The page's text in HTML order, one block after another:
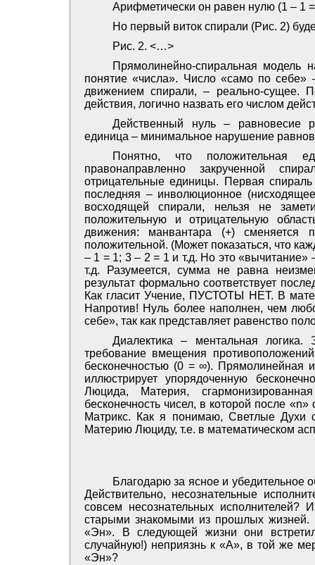
Арифметически он равен нулю (1 – 1
Но первый виток спирали (Рис. 2)
Рис. 2. <…>
Прямолинейно-спиральная модель
понятие «числа». Число «само по себе»
движением спирали, – реально-сущее.
действия, логично назвать его числом
Действенный нуль – равновесие
единица – минимальное нарушение
Понятно, что положительная
правонаправленно закрученной
отрицательные единицы. Первая
последняя – инволюционное
восходящей спирали, нельзя не
положительную и отрицательную
движения: манвантара (+) сменяется
положительной. (Может показаться, что
– 1 = 1; 3 – 2 = 1 и т.д. Но это
т.д. Разумеется, сумма не равна
результат формально соответствует
Как гласит Учение, ПУСТОТЫ НЕТ. В
Напротив! Нуль более наполнен, чем
себе», так как представляет равенство
Диалектика – ментальная логика.
требование вмещения
бесконечностью (0 = ∞). Прямолинейная
иллюстрирует упорядоченную
Люцида, Материя,
бесконечность чисел, в которой после
Матрикс. Как я понимаю, Светлые Духи
Материю Люциду, т.е. в математическом
Благодарю за ясное и убедительное
Действительно, несознательные
совсем несознательных
старыми знакомыми из прошлых
«Эн». В следующей жизни они
случайную!) неприязнь к «А», в той же
«Эн»?